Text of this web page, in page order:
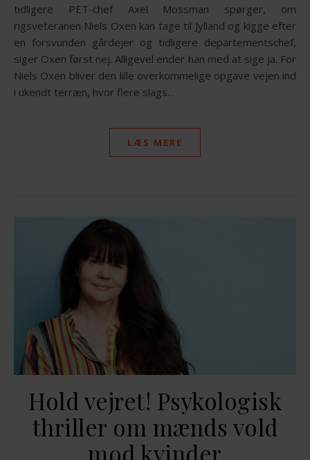
tidligere PET-chef Axel Mossman spørger, om
rigsveteranen Niels Oxen kan tage til Jylland og kigge efter
en forsvunden gårdejer og tidligere departementschef,
siger Oxen først nej. Alligevel ender han med at sige ja. For
Niels Oxen bliver den lille overkommelige opgave vejen ind
i ukendt terræn, hvor flere slags…
LÆS MERE
Hold vejret! Psykologisk
thriller om mænds vold
mod kvinder